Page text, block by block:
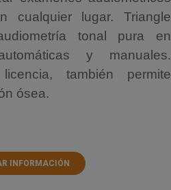
cualquier lugar. Triangle
tonal pura en
y manuales.
también permite
ósea.
INFORMACIÓN